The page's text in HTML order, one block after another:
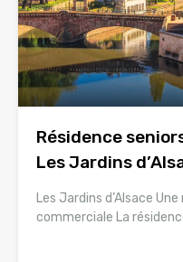
Résidence
Les Jardins
Les Jardins d’Alsace
commerciale La